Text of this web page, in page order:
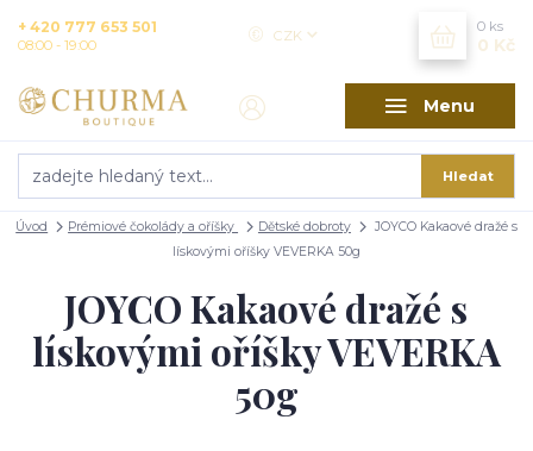
Menu
CZK
Hledat
+ 420 777 653 501
08:00 - 19:00
0 ks
0 Kč
Úvod Prémiové čokolády a oříšky Dětské dobroty
JOYCO Kakaové dražé s
lískovými oříšky VEVERKA 50g
JOYCO Kakaové dražé s
lískovými oříšky VEVERKA
50g